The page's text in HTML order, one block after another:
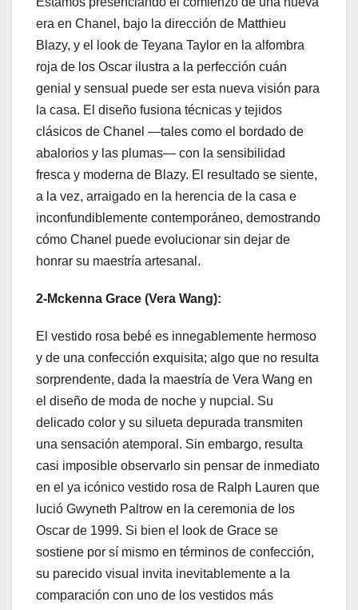
era en Chanel, bajo la dirección de Matthieu
Blazy, y el look de Teyana Taylor en la alfombra
roja de los Oscar ilustra a la perfección cuán
genial y sensual puede ser esta nueva visión para
la casa. El diseño fusiona técnicas y tejidos
clásicos de Chanel —tales como el bordado de
abalorios y las plumas— con la sensibilidad
fresca y moderna de Blazy. El resultado se siente,
a la vez, arraigado en la herencia de la casa e
inconfundiblemente contemporáneo, demostrando
cómo Chanel puede evolucionar sin dejar de
honrar su maestría artesanal.
2-Mckenna Grace (Vera Wang):
El vestido rosa bebé es innegablemente hermoso
y de una confección exquisita; algo que no resulta
sorprendente, dada la maestría de Vera Wang en
el diseño de moda de noche y nupcial. Su
delicado color y su silueta depurada transmiten
una sensación atemporal. Sin embargo, resulta
casi imposible observarlo sin pensar de inmediato
en el ya icónico vestido rosa de Ralph Lauren que
lució Gwyneth Paltrow en la ceremonia de los
Oscar de 1999. Si bien el look de Grace se
sostiene por sí mismo en términos de confección,
su parecido visual invita inevitablemente a la
comparación con uno de los vestidos más